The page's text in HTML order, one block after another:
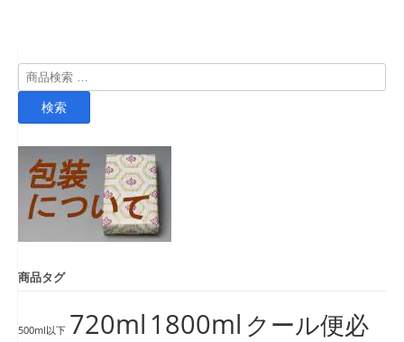
検
索
検索
商品タグ
500ml以下 720ml 1800ml クール便必